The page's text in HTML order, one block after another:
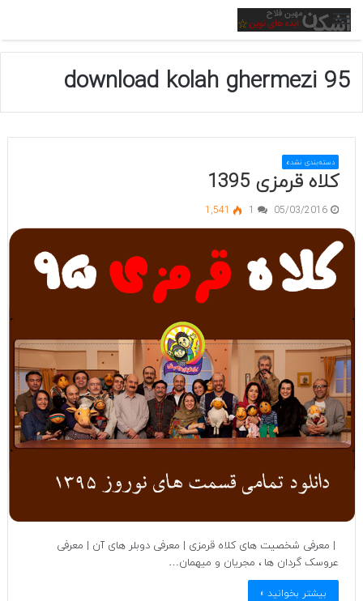
منو
download kolah ghermezi 95
دسته‌بندی نشده
کلاه قرمزی 1395
05/03/2016
1
1,541
| معرفی شخصیت های کلاه قرمزی | معرفی دوبلر های آن | معرفی
عروسک گردان ها ، مجریان و میهمان…
بیشتر بخوانید »